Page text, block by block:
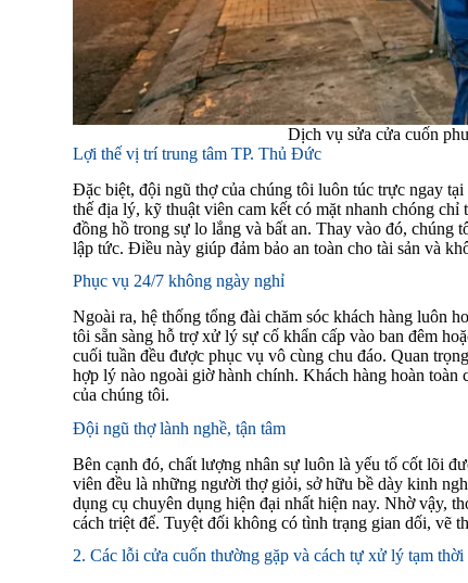
Dịch vụ sửa cửa cuốn
Lợi thế vị trí trung tâm TP. Thủ Đức
Đặc biệt, đội ngũ thợ của chúng tôi luôn túc trực ngay
thế địa lý, kỹ thuật viên cam kết có mặt nhanh chóng
đồng hồ trong sự lo lắng và bất an. Thay vào đó, chúng
lập tức. Điều này giúp đảm bảo an toàn cho tài sản và
Phục vụ 24/7 không ngày nghỉ
Ngoài ra, hệ thống tổng đài chăm sóc khách hàng luôn
tôi sẵn sàng hỗ trợ xử lý sự cố khẩn cấp vào ban đêm
cuối tuần đều được phục vụ vô cùng chu đáo. Quan
hợp lý nào ngoài giờ hành chính. Khách hàng hoàn toàn
của chúng tôi.
Đội ngũ thợ lành nghề, tận tâm
Bên cạnh đó, chất lượng nhân sự luôn là yếu tố cốt lõi
viên đều là những người thợ giỏi, sở hữu bề dày kinh
dụng cụ chuyên dụng hiện đại nhất hiện nay. Nhờ vậy,
cách triệt để. Tuyệt đối không có tình trạng gian dối, vẽ
2. Các lỗi cửa cuốn thường gặp và cách tự xử lý tạm thời